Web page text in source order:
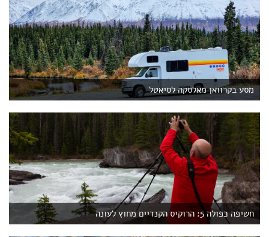
מסע בקרוואן מאלסקה לסיאטל
חשיפה כפולה 5: הרוקיס הקנדיים מחוץ לעונה